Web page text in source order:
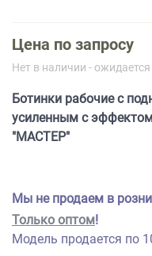
Цена по запросу
Нет в наличии -
Ботинки рабочие с
усиленным с
"МАСТЕР"
Мы не продаем в
Только оптом!
Модель продается по